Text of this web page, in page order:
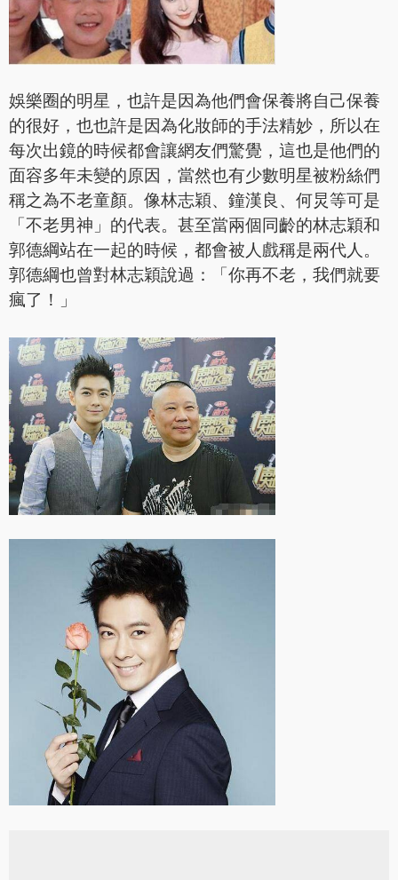
娛樂圈的明星，也許是因為他們會保養將自己保養
的很好，也也許是因為化妝師的手法精妙，所以在
每次出鏡的時候都會讓網友們驚覺，這也是他們的
面容多年未變的原因，當然也有少數明星被粉絲們
稱之為不老童顏。像林志穎、鐘漢良、何炅等可是
「不老男神」的代表。甚至當兩個同齡的林志穎和
郭德綱站在一起的時候，都會被人戲稱是兩代人。
郭德綱也曾對林志穎說過：「你再不老，我們就要
瘋了！」